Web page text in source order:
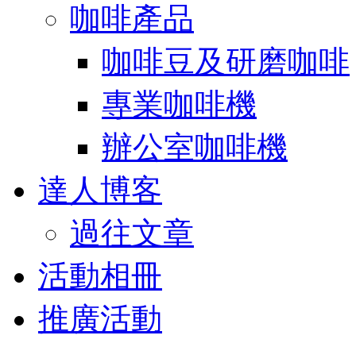
咖啡產品
咖啡豆及研磨咖啡
專業咖啡機
辦公室咖啡機
達人博客
過往文章
活動相冊
推廣活動